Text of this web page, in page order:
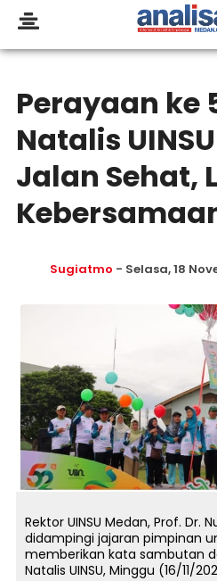
Perayaan ke
Natalis
Jalan Sehat,
Sugiatmo - Selasa, 18
Rektor UINSU Medan, Prof. Dr.
didampingi jajaran pimpinan
memberikan kata sambutan
Natalis UINSU, Minggu (16/11/